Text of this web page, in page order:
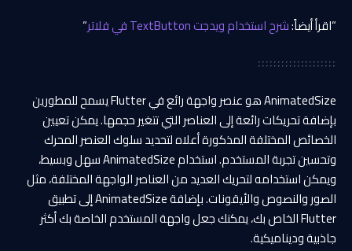
“اقرأ أيضاً:شرح استخدام ويدجت TextButton في فلاتر “
AnimatedSize هو عنصر واجهة رائع في Flutter يسمح للمطورين
بإضافة تحريكات رائعة إلى العناصر التي تتغير حجمها. يمكن تعيين
الخصائص المختلفة المذكورة أعلاه لتحديد سلوك العنصر المحرك
وتحسين تجربة المستخدم. استخدام AnimatedSize سهل وبسيط،
ويمكن استخدامه لتحريك العديد من العناصر الواجهة المختلفة، مثل
الصور والنصوص والأيقونات. بإضافة AnimatedSize إلى تطبيق
Flutter الخاص بك، يمكنك جعل واجهة المستخدم الخاصة بك أكثر
جاذبية وديناميكية.